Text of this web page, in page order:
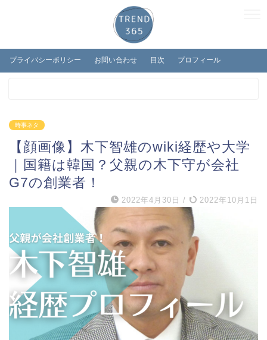
プライバシーポリシー お問い合わせ 目次 プロフィール
時事ネタ
【顔画像】木下智雄のwiki経歴や大学
｜国籍は韓国？父親の木下守が会社
G7の創業者！
2022年4月30日 / 2022年10月1日